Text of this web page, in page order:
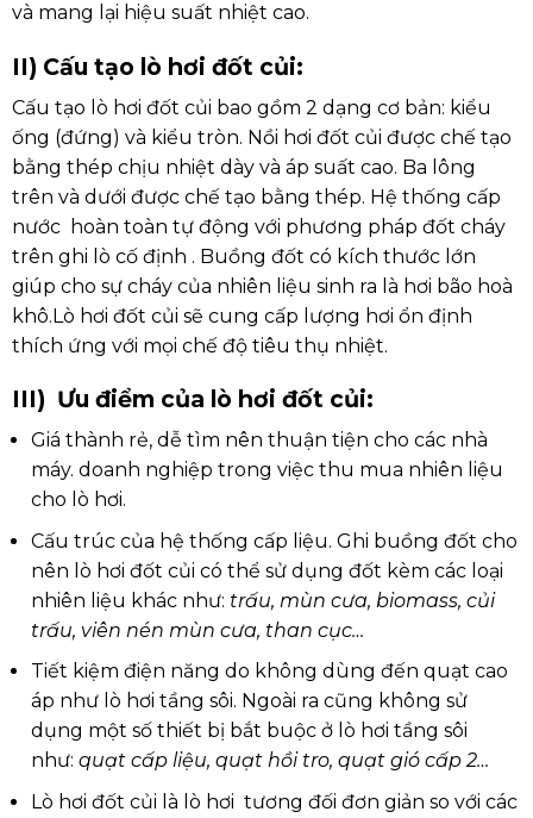
và mang lại hiệu suất nhiệt cao.
II) Cấu tạo lò hơi đốt củi:
Cấu tạo lò hơi đốt củi bao gồm 2 dạng cơ bản: kiểu
ống (đứng) và kiểu tròn. Nồi hơi đốt củi được chế tạo
bằng thép chịu nhiệt dày và áp suất cao. Ba lông
trên và dưới được chế tạo bằng thép. Hệ thống cấp
nước hoàn toàn tự động với phương pháp đốt cháy
trên ghi lò cố định . Buồng đốt có kích thước lớn
giúp cho sự cháy của nhiên liệu sinh ra là hơi bão hoà
khô.Lò hơi đốt củi sẽ cung cấp lượng hơi ổn định
thích ứng với mọi chế độ tiêu thụ nhiệt.
III) Ưu điểm của lò hơi đốt củi:
Giá thành rẻ, dễ tìm nên thuận tiện cho các nhà
máy. doanh nghiệp trong việc thu mua nhiên liệu
cho lò hơi.
Cấu trúc của hệ thống cấp liệu. Ghi buồng đốt cho
nên lò hơi đốt củi có thể sử dụng đốt kèm các loại
nhiên liệu khác như: trấu, mùn cưa, biomass, củi
trấu, viên nén mùn cưa, than cục…
Tiết kiệm điện năng do không dùng đến quạt cao
áp như lò hơi tầng sôi. Ngoài ra cũng không sử
dụng một số thiết bị bắt buộc ở lò hơi tầng sôi
như: quạt cấp liệu, quạt hồi tro, quạt gió cấp 2…
Lò hơi đốt củi là lò hơi tương đối đơn giản so với các